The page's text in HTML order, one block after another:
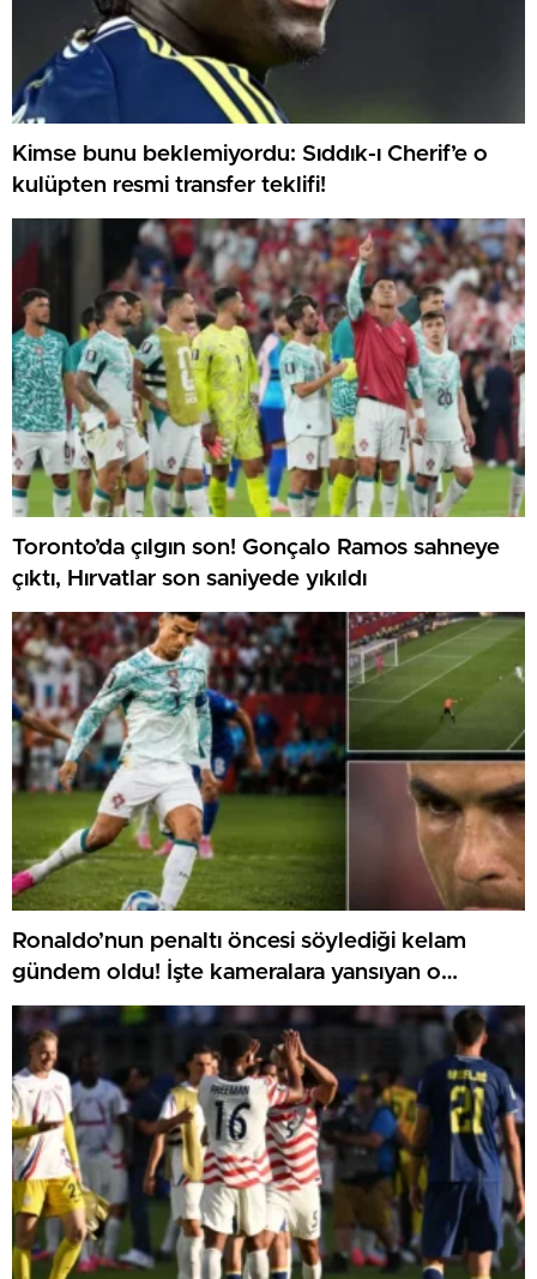
Kimse bunu beklemiyordu: Sıddık-ı Cherif’e o
kulüpten resmi transfer teklifi!
Toronto’da çılgın son! Gonçalo Ramos sahneye
çıktı, Hırvatlar son saniyede yıkıldı
Ronaldo’nun penaltı öncesi söylediği kelam
gündem oldu! İşte kameralara yansıyan o
görüntü…